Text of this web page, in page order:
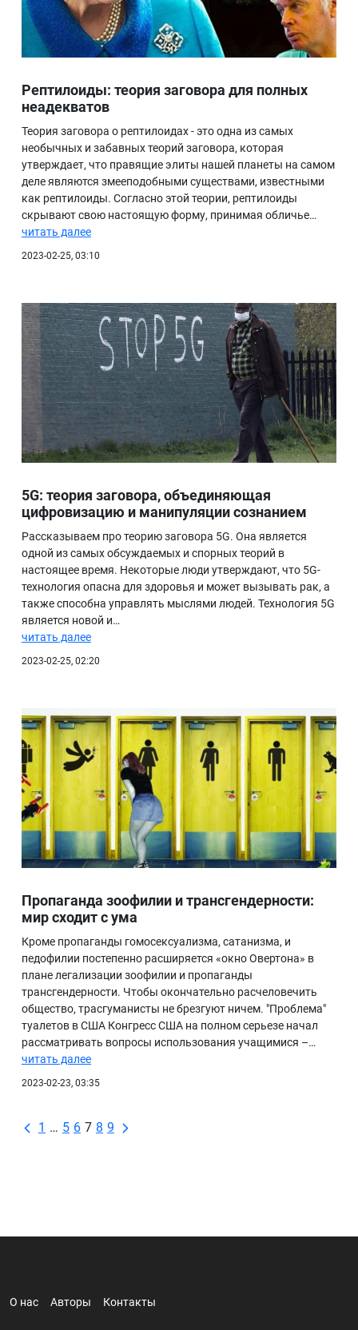
Рептилоиды: теория заговора для полных
неадекватов
Теория заговора о рептилоидах - это одна из самых
необычных и забавных теорий заговора, которая
утверждает, что правящие элиты нашей планеты на самом
деле являются змееподобными существами, известными
как рептилоиды. Согласно этой теории, рептилоиды
скрывают свою настоящую форму, принимая обличье…
читать далее
2023-02-25, 03:10
5G: теория заговора, объединяющая
цифровизацию и манипуляции сознанием
Рассказываем про теорию заговора 5G. Она является
одной из самых обсуждаемых и спорных теорий в
настоящее время. Некоторые люди утверждают, что 5G-
технология опасна для здоровья и может вызывать рак, а
также способна управлять мыслями людей. Технология 5G
является новой и…
читать далее
2023-02-25, 02:20
Пропаганда зоофилии и трансгендерности:
мир сходит с ума
Кроме пропаганды гомосексуализма, сатанизма, и
педофилии постепенно расширяется «окно Овертона» в
плане легализации зоофилии и пропаганды
трансгендерности. Чтобы окончательно расчеловечить
общество, трасгуманисты не брезгуют ничем. "Проблема"
туалетов в США Конгресс США на полном серьезе начал
рассматривать вопросы использования учащимися –…
читать далее
2023-02-23, 03:35
1 … 5 6 7 8 9
О нас Авторы Контакты